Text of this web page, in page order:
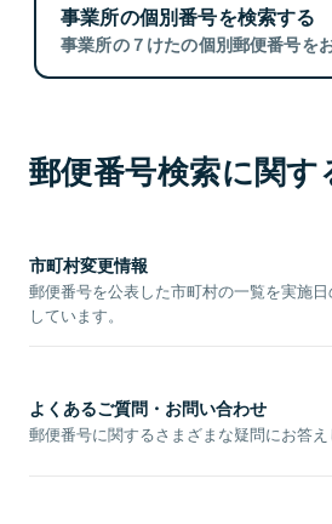
事業所の個別番号を検索する
事業所の７けたの個別郵便番号を
郵便番号検索に関す
市町村変更情報
郵便番号を公表した市町村の一覧を実施
しています。
よくあるご質問・お問い合わせ
郵便番号に関するさまざまな疑問にお答え